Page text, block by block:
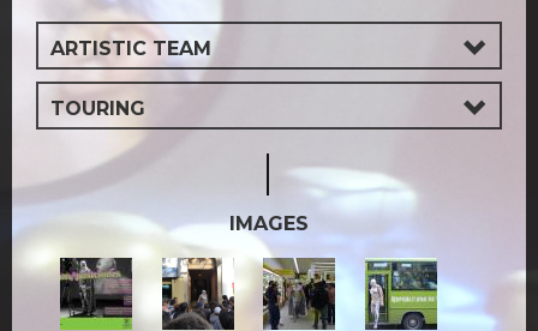
ARTISTIC TEAM
TOURING
IMAGES
Flyer-
Transposiciones.jpg
26-
TRANSPOSICIONES-
testigo.png
9-
TRANSPOSICIONES.jpg
11-